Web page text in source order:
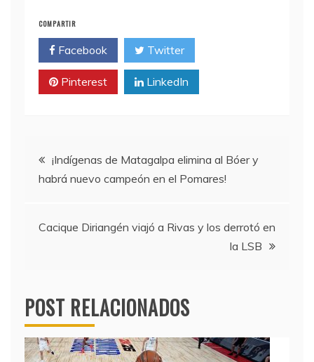
COMPARTIR
Facebook Twitter
Pinterest LinkedIn
Navegación
de
entradas
¡Indígenas de Matagalpa elimina al Bóer y
habrá nuevo campeón en el Pomares!
Cacique Diriangén viajó a Rivas y los derrotó en
la LSB
POST RELACIONADOS